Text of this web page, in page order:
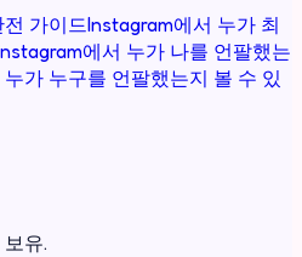
가이드Instagram에서 누가 최
에서 누가 나를 언팔했는
가 누구를 언팔했는지 볼 수 있
유.